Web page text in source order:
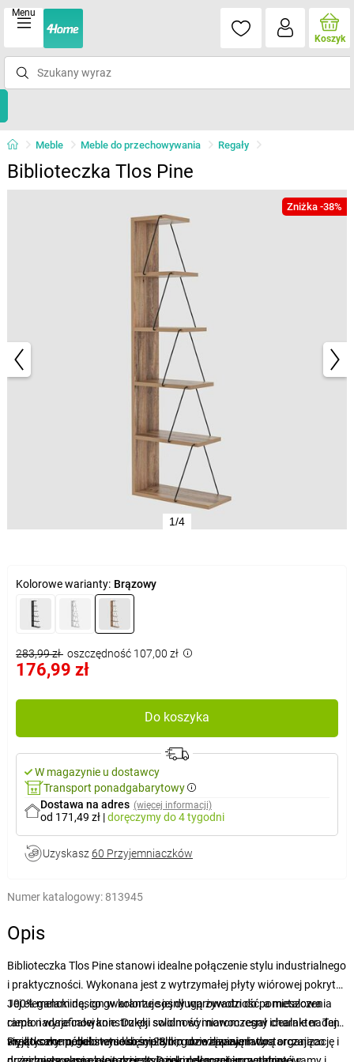
Menu
Koszyk
Meble Meble do przechowywania Regały
Biblioteczka Tlos Pine
Zniżka -38%
1/4
Kolorowe warianty: Brązowy
283,99 zł oszczędność 107,00 zł
176,99 zł
Do koszyka
W magazynie u dostawcy
Transport ponadgabarytowy
Dostawa na adres (więcej informacji)
od 171,49 zł |doręczymydo 4 tygodni
Uzyskasz 60 Przyjemniaczków
Numer katalogowy: 813945
Opis
Biblioteczka Tlos Pine stanowi idealne połączenie stylu industrialnego
i praktyczności. Wykonana jest z wytrzymałej płyty wiórowej pokrytej
100% melaminą, co gwarantuje jej długą żywotność, a metalowa
rama nadaje całej konstrukcji solidność i nowoczesny charakter. Ten
wyjątkowy mebel stanie się nie tylko rozwiązaniem do
Jej elegancki design w kolorze sosny wprowadzi do pomieszczenia
ciepło i wyrafinowanie. Dzięki swoim wymiarom regał idealnie nadaje
się do salonu, gabinetu lub sypialni, gdzie zapewni wystarczająco
Praktyczne półki o wysokości 28 cm umożliwiają łatwą organizację i